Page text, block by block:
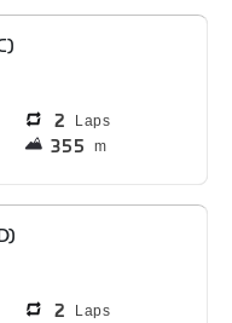
2 Laps
355 m
2 Laps